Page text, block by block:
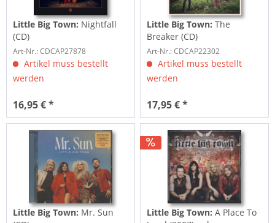
Little Big Town: Nightfall
(CD)
Art-Nr.: CDCAP27878
Artikel muss bestellt
werden
16,95 € *
Little Big Town:The
Breaker (CD)
Art-Nr.: CDCAP22302
Artikel muss bestellt
werden
17,95 € *
Little Big Town: Mr. Sun
Little Big Town:A Place To